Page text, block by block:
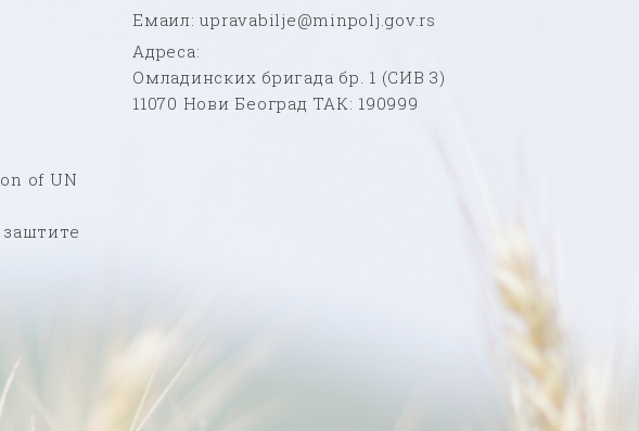
of UN
Емаил: upravabilje@minpolj.gov.rs
Адреса:
Омладинских бригада бр. 1 (СИВ 3)
11070 Нови Београд ТАК: 190999